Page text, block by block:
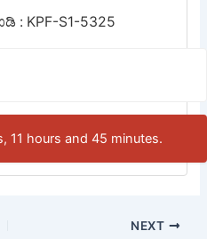
: KPF-S1-5325
11 hours and 45 minutes.
NEXT